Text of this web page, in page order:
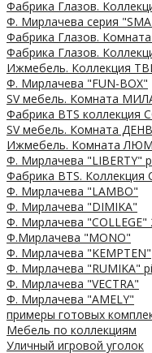
Фабрика Глазов.
Ф. Мирлачева серия
Фабрика Глазов.
Фабрика Глазов.
Ижмебель. Коллекция
Ф. Мирлачева "FUN-BOX"
SV мебель. Комната
Фабрика BTS коллекция
SV мебель. Комната
Ижмебель. Комната
Ф. Мирлачева "LIBERTY"
Фабрика BTS.
Ф. Мирлачева "LAMBO"
Ф. Мирлачева "DIMIKA"
Ф. Мирлачева "COLLEGE"
Ф.Мирлачева "MONO"
Ф. Мирлачева "KEMPTEN"
Ф. Мирлачева "RUMIKA"
Ф. Мирлачева "VECTRA"
Ф. Мирлачева "AMELY"
примеры готовых
Мебель по коллекциям
Уличный игровой уголок